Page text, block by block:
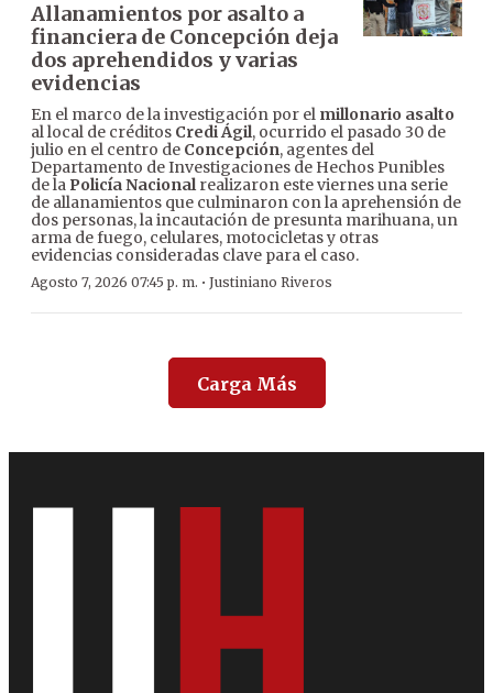
Allanamientos por asalto a
financiera de Concepción deja
dos aprehendidos y varias
evidencias
En el marco de la investigación por el millonario asalto
al local de créditos Credi Ágil, ocurrido el pasado 30 de
julio en el centro de Concepción, agentes del
Departamento de Investigaciones de Hechos Punibles
de la Policía Nacionalrealizaron este viernes una serie
de allanamientos que culminaron con la aprehensión de
dos personas, la incautación de presunta marihuana, un
arma de fuego, celulares, motocicletas y otras
evidencias consideradas clave para el caso.
Agosto 7, 2026 07:45 p. m. · Justiniano Riveros
Carga Más